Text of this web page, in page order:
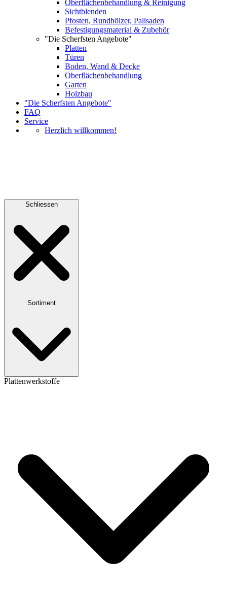
Oberflächenbehandlung & Reinigung
Sichtblenden
Pfosten, Rundhölzer, Palisaden
Befestigungsmaterial & Zubehör
"Die Scherfsten Angebote"
Platten
Türen
Boden, Wand & Decke
Oberflächenbehandlung
Garten
Holzbau
"Die Scherfsten Angebote"
FAQ
Service
Herzlich willkommen!
Schliessen
Sortiment
Plattenwerkstoffe